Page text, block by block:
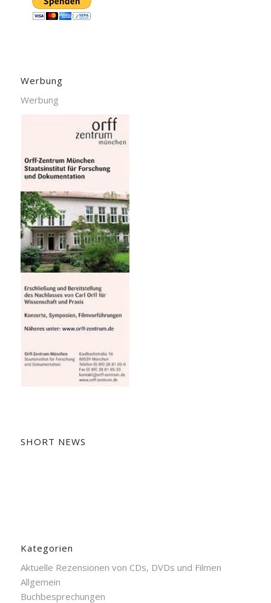
Werbung
Werbung
SHORT NEWS
Kategorien
Aktuelle Rezensionen von CDs, DVDs und Filmen
Allgemein
Buchbesprechungen